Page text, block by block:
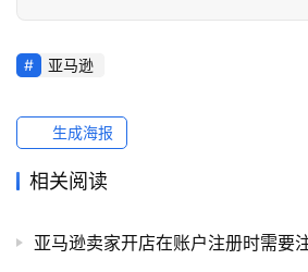
亚马逊
生成海报
相关阅读
亚马逊卖家开店在账户注册时需要